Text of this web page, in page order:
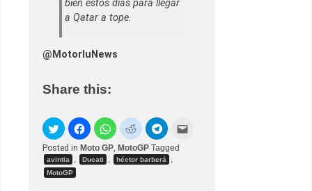
bien estos días para llegar
a Qatar a tope.
@MotorluNews
Share this:
Posted in Moto GP MotoGP Tagged
avintia Ducati héctor barberá
MotoGP